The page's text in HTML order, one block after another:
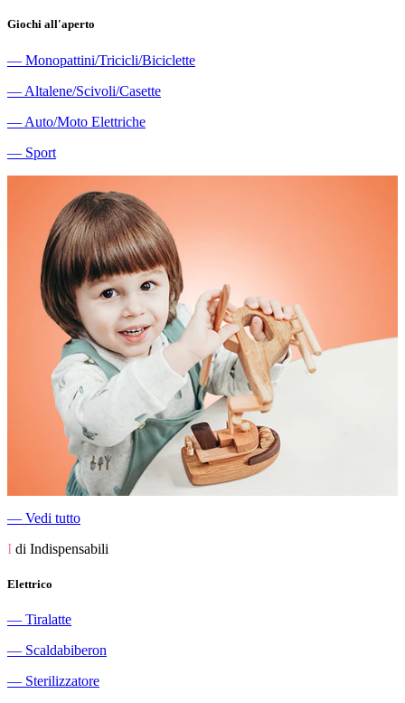
Giochi all'aperto
― Monopattini/Tricicli/Biciclette
― Altalene/Scivoli/Casette
― Auto/Moto Elettriche
― Sport
― Vedi tutto
I di Indispensabili
Elettrico
― Tiralatte
― Scaldabiberon
― Sterilizzatore